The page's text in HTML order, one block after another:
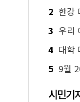
2 한강 다
3 우리 아
4 대학
5 9월 20일
시민기